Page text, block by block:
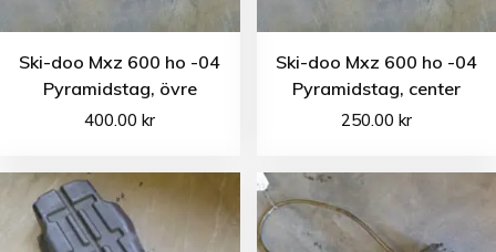
Ski-doo Mxz 600 ho -04
Pyramidstag, övre
400.00kr
Ski-doo Mxz 600 ho -04
Pyramidstag, center
250.00 kr